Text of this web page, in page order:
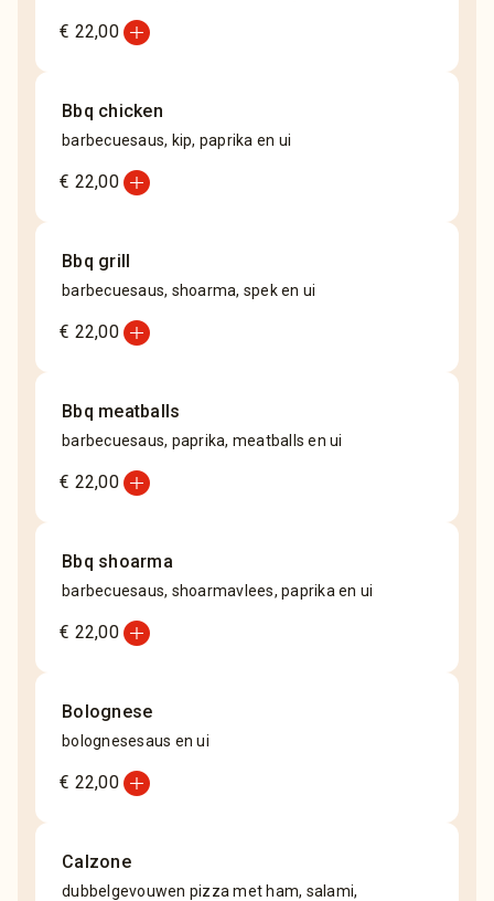
€ 22,00add_circle
Bbq chicken
barbecuesaus, kip, paprika en ui
€ 22,00add_circle
Bbq grill
barbecuesaus, shoarma, spek en ui
€ 22,00add_circle
Bbq meatballs
barbecuesaus, paprika, meatballs en ui
€ 22,00add_circle
Bbq shoarma
barbecuesaus, shoarmavlees, paprika en ui
€ 22,00add_circle
Bolognese
bolognesesaus en ui
€ 22,00add_circle
Calzone
dubbelgevouwen pizza met ham, salami,